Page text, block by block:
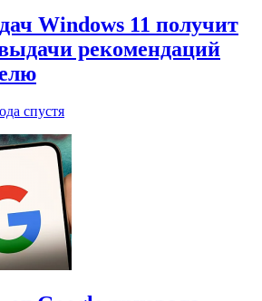
Windows 11 получит
рекомендаций
спустя